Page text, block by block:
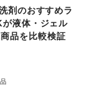
剤のおすすめラ
液体・ジェル
品を比較検証